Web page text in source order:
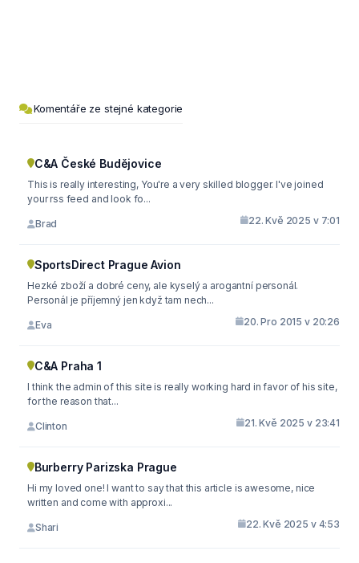
Komentáře ze stejné kategorie
C&A České Budějovice
This is really interesting, You're a very skilled blogger. I've joined
your rss feed and look fo...
Brad 22. Kvě 2025 v 7:01
SportsDirect Prague Avion
Hezké zboží a dobré ceny, ale kyselý a arogantní personál.
Personál je příjemný jen když tam nech...
Eva 20. Pro 2015 v 20:26
C&A Praha 1
I think the admin of this site is really working hard in favor of his site,
for the reason that...
Clinton 21. Kvě 2025 v 23:41
Burberry Parizska Prague
Hi my loved one! I want to say that this article is awesome, nice
written and come with approxi...
Shari 22. Kvě 2025 v 4:53